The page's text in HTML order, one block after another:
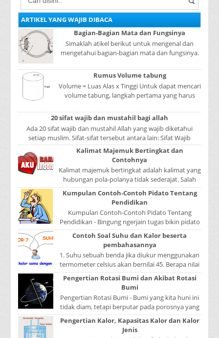
ARTIKEL YANG WAJIB DIBACA
Bagian-Bagian Mata dan Fungsinya
Simaklah atikel berikut untuk mengenal dan
mengetahui bagian-bagian mata dan fungsinya.
mer...
Rumus Volume tabung
Volume = Luas Alas x Tinggi Untuk dapat mencari
volume tabung, langkah pertama yang harus
tabun...
20 sifat wajib dan mustahil bagi allah
Ada 20 sifat wajib dan mustahil Allah yang wajib diketahui
setiap muslim. Sifat-sifat tersebut antara lain: Sifat Wajib
Tulisan A...
Kalimat Majemuk Bertingkat dan
Contohnya
Kalimat majemuk bertingkat adalah kalimat yang
hubungan pola-polanya tidak sederajat. Salah
satu pola menduduki sebagai induk kalimat, se...
Kumpulan Contoh-Contoh Pidato Tentang
Pendidikan
Kumpulan Contoh-Contoh Pidato Tentang
Pendidikan - Bingung ngerjain tugas bikin pidato
sekolah? Atau sedang nyari kumpulan contoh-
contoh ...
Contoh Soal Suhu dan Kalor beserta
pembahasannya
1. Suhu sebuah benda jika diukur menggunakan
termometer celsius akan bernilai 45. Berapa nilai
yang ditunjukkan oleh termometer Reamur, ...
Pengertian Rotasi Bumi dan Akibat Rotasi
Bumi
Pengertian Rotasi Bumi - Bumi yang kita huni ini
tidak diam, tetapi berputar pada porosnya yang
disebut rotasi bumi. Waktu yang diperlukan...
Pengertian Kalor, Kapasitas Kalor dan Kalor
Jenis